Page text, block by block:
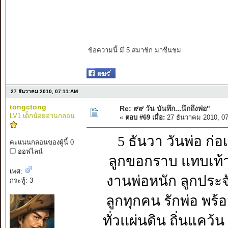
ข้อความนี้ มี 5 สมาชิก มาชื่นชม
27 ธันวาคม 2010, 07:11:AM
tongctong
LV1 เด็กน้อยอ่านกลอน
คะแนนกลอนของผู้นี้ 0
ออฟไลน์
เพศ:
กระทู้: 3
Re: ๙๙ วัน บันทึก...นึกถึงพ่อ"
« ตอบ #69 เมื่อ: 27 ธันวาคม 2010,
5 ธันวา วันพ่อ ก่อ
ลูกขอกราบ แทบเ
งานพ่อหนัก ลูกปร
ลูกทุกคน รักพ่อ พร้
ทั่วแผ่นดิน ถิ่นแคว้น